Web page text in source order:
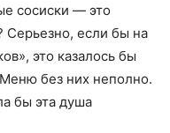
сосиски — это
Серьезно, если бы на
это казалось бы
без них неполно.
бы эта душа